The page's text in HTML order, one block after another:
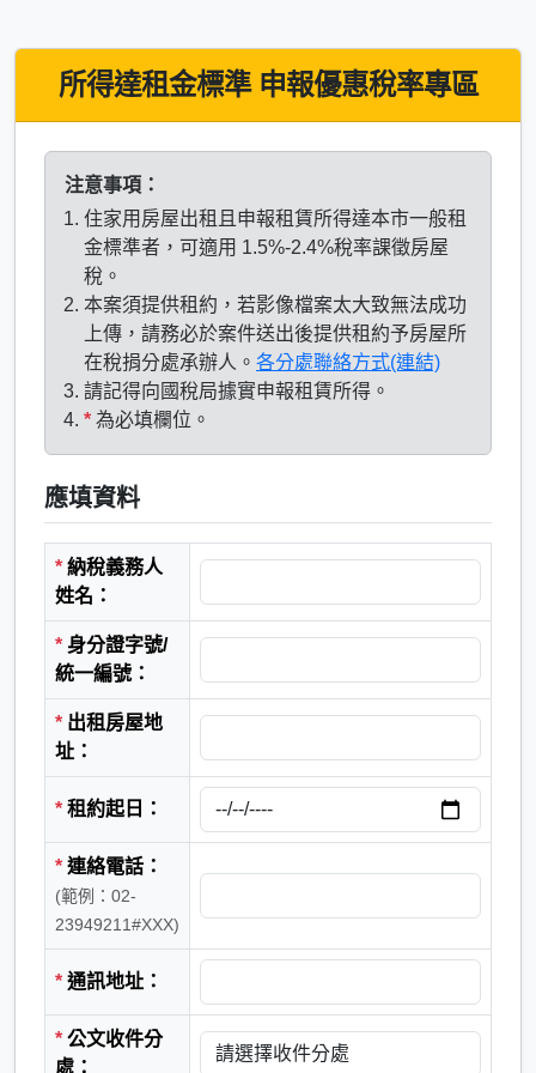
所得達租金標準 申報優惠稅率專區
注意事項：
住家用房屋出租且申報租賃所得達本市一般租
金標準者，可適用 1.5%-2.4%稅率課徵房屋
稅。
本案須提供租約，若影像檔案太大致無法成功
上傳，請務必於案件送出後提供租約予房屋所
在稅捐分處承辦人。 各分處聯絡方式(連結)
請記得向國稅局據實申報租賃所得。
* 為必填欄位。
應填資料
* 納稅義務人
姓名：
* 身分證字號/
統一編號：
* 出租房屋地
址：
* 租約起日：
* 連絡電話：
(範例：02-
23949211#XXX)
* 通訊地址：
* 公文收件分
處：